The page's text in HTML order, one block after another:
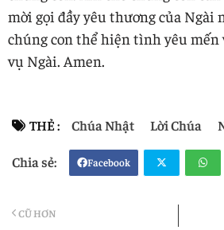
mời gọi đầy yêu thương của Ngài
chúng con thể hiện tình yêu mến
vụ Ngài. Amen.
THẺ : Chúa Nhật Lời Chúa
Facebook
CŨ HƠN